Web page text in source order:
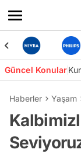
Güncel Konular
Haberler Yaşam